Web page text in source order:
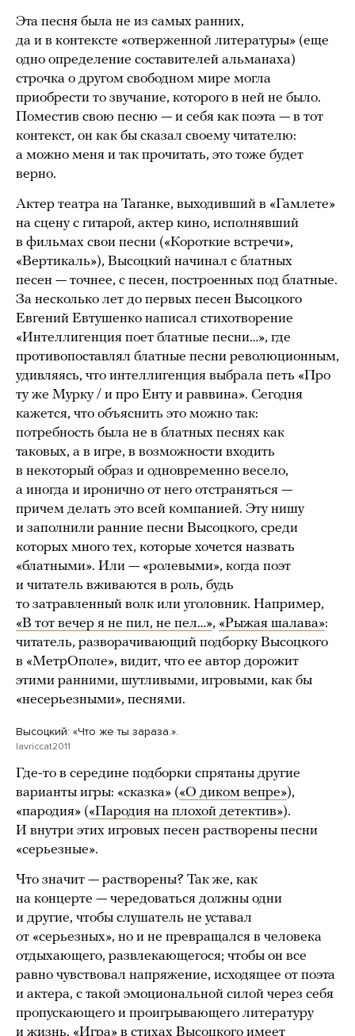
Эта песня была не из самых ранних,
да и в контексте «отверженной литературы» (еще
одно определение составителей альманаха)
строчка о другом свободном мире могла
приобрести то звучание, которого в ней не было.
Поместив свою песню — и себя как поэта — в тот
контекст, он как бы сказал своему читателю:
а можно меня и так прочитать, это тоже будет
верно.
Актер театра на Таганке, выходивший в «Гамлете»
на сцену с гитарой, актер кино, исполнявший
в фильмах свои песни («Короткие встречи»,
«Вертикаль»), Высоцкий начинал с блатных
песен — точнее, с песен, построенных под блатные.
За несколько лет до первых песен Высоцкого
Евгений Евтушенко написал стихотворение
«Интеллигенция поет блатные песни…», где
противопоставлял блатные песни революционным,
удивляясь, что интеллигенция выбрала петь «Про
ту же Мурку / и про Енту и раввина». Сегодня
кажется, что объяснить это можно так:
потребность была не в блатных песнях как
таковых, а в игре, в возможности входить
в некоторый образ и одновременно весело,
а иногда и иронично от него отстраняться —
причем делать это всей компанией. Эту нишу
и заполнили ранние песни Высоцкого, среди
которых много тех, которые хочется назвать
«блатными». Или — «ролевыми», когда поэт
и читатель вживаются в роль, будь
то затравленный волк или уголовник. Например,
«В тот вечер я не пил, не пел…», «Рыжая шалава»:
читатель, разворачивающий подборку Высоцкого
в «МетрОполе», видит, что ее автор дорожит
этими ранними, шутливыми, игровыми, как бы
«несерьезными», песнями.
Высоцкий: «Что же ты зараза.».
lavriccat2011
Где-то в середине подборки спрятаны другие
варианты игры: «сказка» («О диком вепре»),
«пародия» («Пародия на плохой детектив»).
И внутри этих игровых песен растворены песни
«серьезные».
Что значит — растворены? Так же, как
на концерте — чередоваться должны одни
и другие, чтобы слушатель не уставал
от «серьезных», но и не превращался в человека
отдыхающего, развлекающегося; чтобы он все
равно чувствовал напряжение, исходящее от поэта
и актера, с такой эмоциональной силой через себя
пропускающего и проигрывающего литературу
и жизнь. «Игра» в стихах Высоцкого имеет